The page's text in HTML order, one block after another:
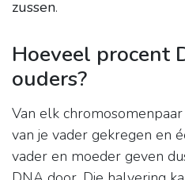
zussen.
Hoeveel procent
ouders?
Van elk
van je vader gekregen en
vader en moeder geven